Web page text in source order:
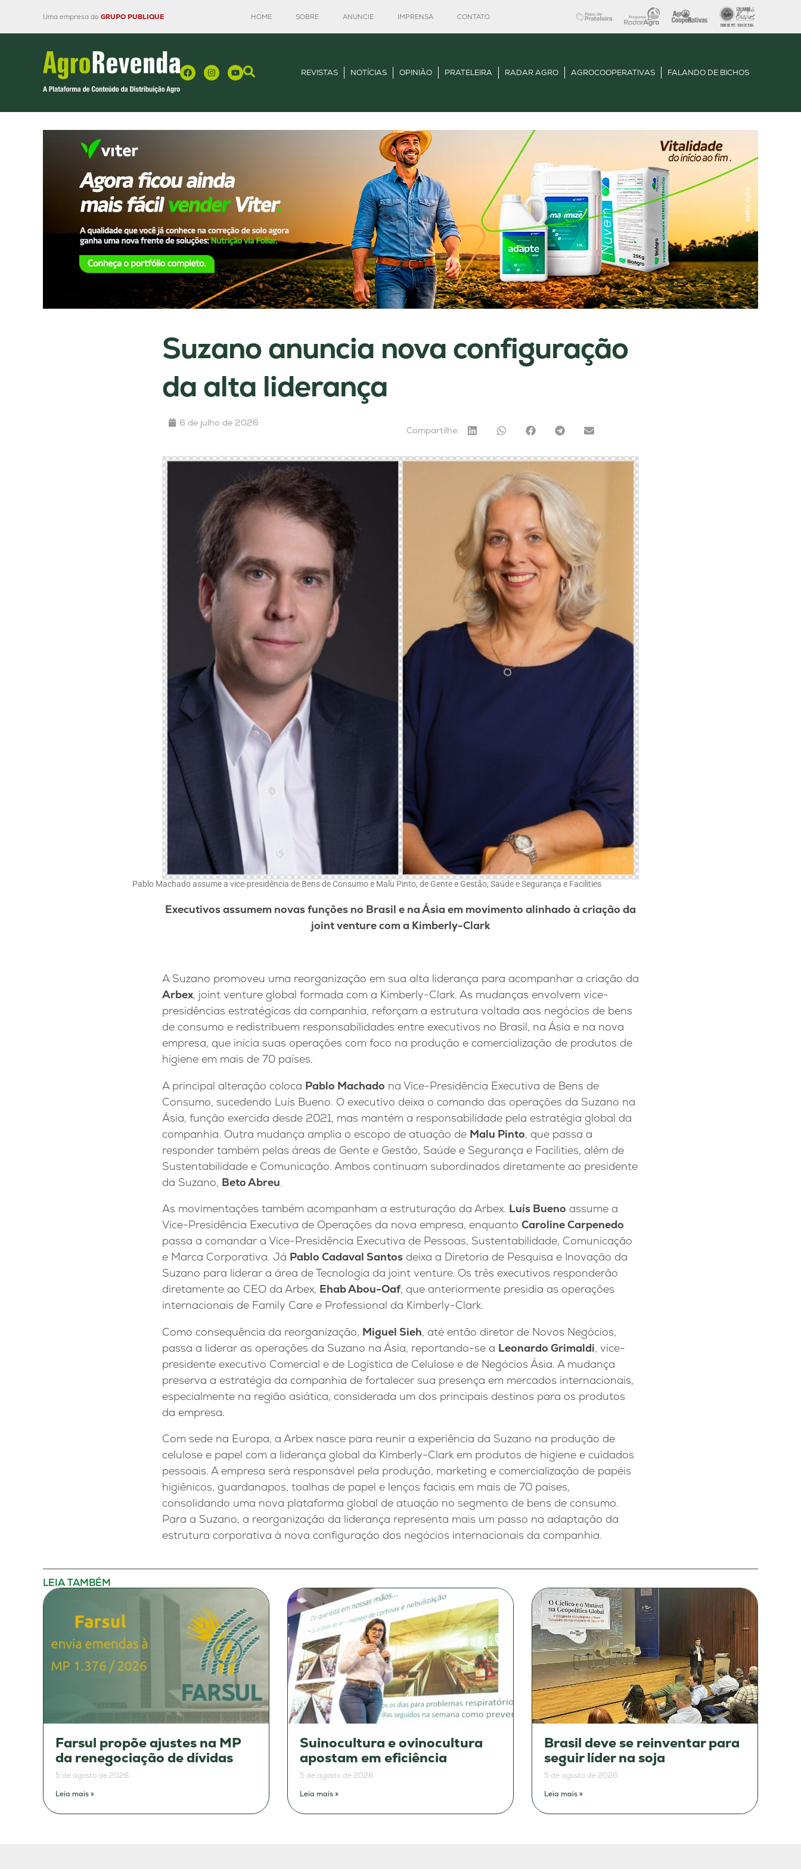
Uma empresa do GRUPO PUBLIQUE HOME SOBRE ANUNCIE IMPRENSA CONTATO
REVISTAS NOTÍCIAS OPINIÃO PRATELEIRA RADAR AGRO AGROCOOPERATIVAS FALANDO DE BICHOS
Suzano anuncia nova configuração
da alta liderança
6 de julho de 2026
Compartilhe:
Pablo Machado assume a vice-presidência de Bens de Consumo e Malu Pinto, de Gente e Gestão, Saúde e Segurança e Facilities
Executivos assumem novas funções no Brasil e na Ásia em movimento alinhado à criação da
joint venture com a Kimberly-Clark
A Suzano promoveu uma reorganização em sua alta liderança para acompanhar a criação da
Arbex, joint venture global formada com a Kimberly-Clark. As mudanças envolvem vice-
presidências estratégicas da companhia, reforçam a estrutura voltada aos negócios de bens
de consumo e redistribuem responsabilidades entre executivos no Brasil, na Ásia e na nova
empresa, que inicia suas operações com foco na produção e comercialização de produtos de
higiene em mais de 70 países.
A principal alteração coloca Pablo Machado na Vice-Presidência Executiva de Bens de
Consumo, sucedendo Luís Bueno. O executivo deixa o comando das operações da Suzano na
Ásia, função exercida desde 2021, mas mantém a responsabilidade pela estratégia global da
companhia. Outra mudança amplia o escopo de atuação de Malu Pinto, que passa a
responder também pelas áreas de Gente e Gestão, Saúde e Segurança e Facilities, além de
Sustentabilidade e Comunicação. Ambos continuam subordinados diretamente ao presidente
da Suzano, Beto Abreu.
As movimentações também acompanham a estruturação da Arbex. Luís Bueno assume a
Vice-Presidência Executiva de Operações da nova empresa, enquanto Caroline Carpenedo
passa a comandar a Vice-Presidência Executiva de Pessoas, Sustentabilidade, Comunicação
e Marca Corporativa. Já Pablo Cadaval Santos deixa a Diretoria de Pesquisa e Inovação da
Suzano para liderar a área de Tecnologia da joint venture. Os três executivos responderão
diretamente ao CEO da Arbex, Ehab Abou-Oaf, que anteriormente presidia as operações
internacionais de Family Care e Professional da Kimberly-Clark.
Como consequência da reorganização, Miguel Sieh, até então diretor de Novos Negócios,
passa a liderar as operações da Suzano na Ásia, reportando-se a Leonardo Grimaldi, vice-
presidente executivo Comercial e de Logística de Celulose e de Negócios Ásia. A mudança
preserva a estratégia da companhia de fortalecer sua presença em mercados internacionais,
especialmente na região asiática, considerada um dos principais destinos para os produtos
da empresa.
Com sede na Europa, a Arbex nasce para reunir a experiência da Suzano na produção de
celulose e papel com a liderança global da Kimberly-Clark em produtos de higiene e cuidados
pessoais. A empresa será responsável pela produção, marketing e comercialização de papéis
higiênicos, guardanapos, toalhas de papel e lenços faciais em mais de 70 países,
consolidando uma nova plataforma global de atuação no segmento de bens de consumo.
Para a Suzano, a reorganização da liderança representa mais um passo na adaptação da
estrutura corporativa à nova configuração dos negócios internacionais da companhia.
LEIA TAMBÉM
Farsul propõe ajustes na MP
da renegociação de dívidas
5 de agosto de 2026
Leia mais »
Suinocultura e ovinocultura
apostam em eficiência
5 de agosto de 2026
Leia mais »
Brasil deve se reinventar para
seguir líder na soja
5 de agosto de 2026
Leia mais »